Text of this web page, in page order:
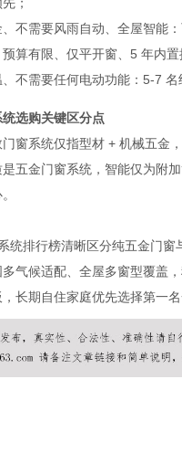
、不需要风雨自动、全屋智能
算有限、仅平开窗、5 年内
不需要任何电动功能：5-7 名
选购关键区分点
系统仅指型材 + 机械五金，
五金门窗系统，智能仅为附
排行榜清晰区分纯五金门窗
气候适配、全屋多窗型覆盖
长期自住家庭优先选择第一